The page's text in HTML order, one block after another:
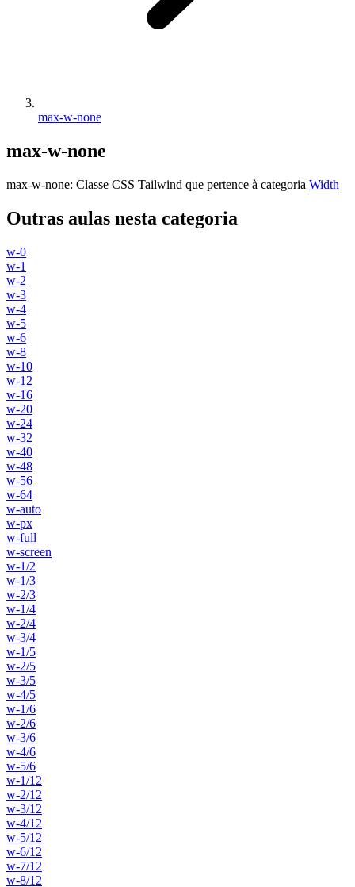
max-w-none
max-w-none
max-w-none: Classe CSS Tailwind que pertence à categoria Width
Outras aulas nesta categoria
w-0
w-1
w-2
w-3
w-4
w-5
w-6
w-8
w-10
w-12
w-16
w-20
w-24
w-32
w-40
w-48
w-56
w-64
w-auto
w-px
w-full
w-screen
w-1/2
w-1/3
w-2/3
w-1/4
w-2/4
w-3/4
w-1/5
w-2/5
w-3/5
w-4/5
w-1/6
w-2/6
w-3/6
w-4/6
w-5/6
w-1/12
w-2/12
w-3/12
w-4/12
w-5/12
w-6/12
w-7/12
w-8/12